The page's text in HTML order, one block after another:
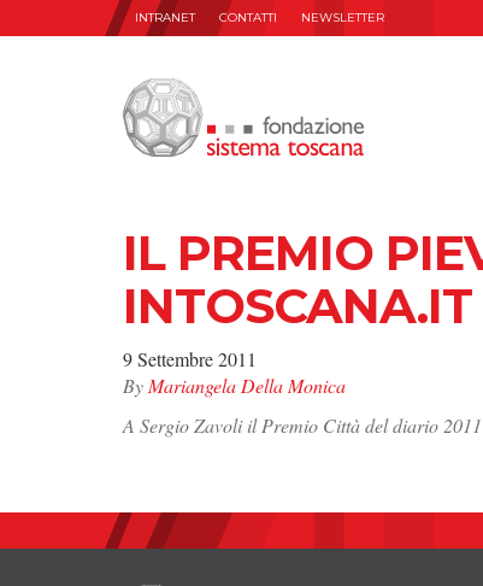
INTRANET CONTATTI NEWSLETTER
IL PREMIO
INTOSCANA.IT
9 Settembre 2011
By Mariangela Della Monica
A Sergio Zavoli il Premio Città del diario 2011